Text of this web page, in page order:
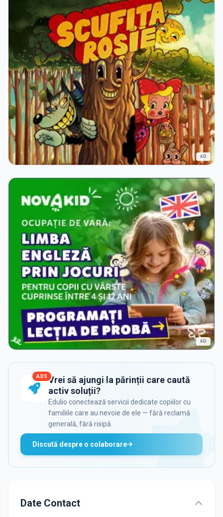
AD
AD
ADS Vrei să ajungi la părinții care caută
activ soluții?
Edulio conectează servicii dedicate copiilor cu
familiile care au nevoie de ele — fără reclamă
generală, fără risipă.
Discută despre o colaborare
Date Contact